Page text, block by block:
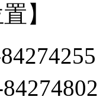
】